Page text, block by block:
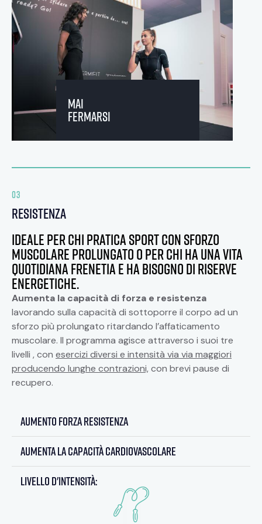
mai
fermarsi
03
resistenza
Ideale per chi pratica sport con sforzo
muscolare prolungato o per chi ha una vita
quotidiana frenetia e ha bisogno di riserve
energetiche.
Aumenta la capacità di forza e resistenza
lavorando sulla capacità di sottoporre il corpo ad un
sforzo più prolungato ritardando l’affaticamento
muscolare. Il programma agisce attraverso i suoi tre
livelli , con esercizi diversi e intensità via via maggiori
producendo lunghe contrazioni, con brevi pause di
recupero.
aumento forza resistenza
aumenta la capacità cardiovascolare
Livello d'intensità: